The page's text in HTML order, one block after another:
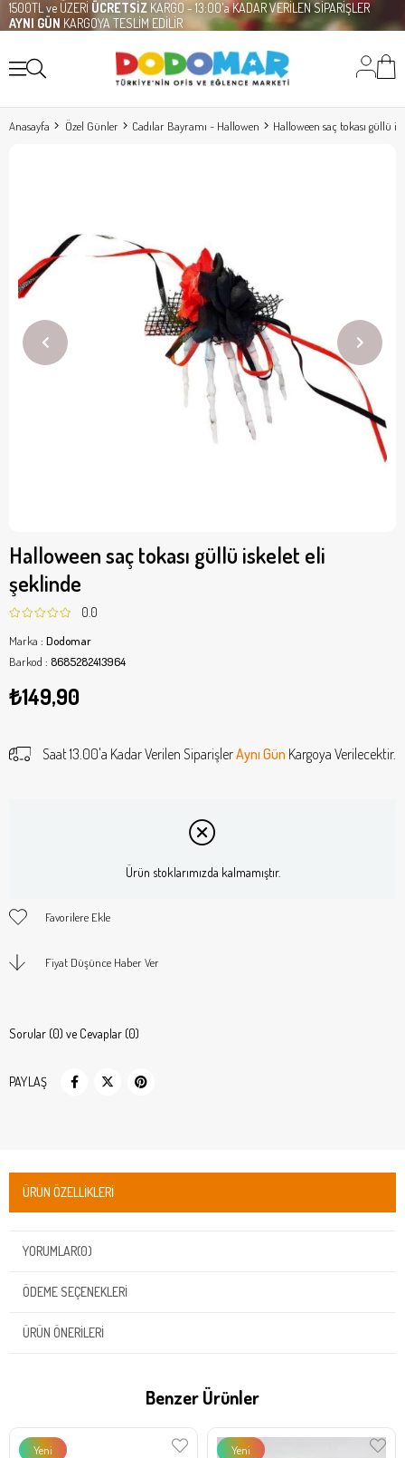
1500TL ve ÜZERİ ÜCRETSİZ KARGO - 13:00'a KADAR VERİLEN SİPARİŞLER
AYNI GÜN KARGOYA TESLİM EDİLİR
Anasayfa Özel Günler Cadılar Bayramı - Hallowen Halloween saç tokası güllü
Halloween saç tokası güllü iskelet eli
şeklinde
0.0
Marka : Dodomar
Barkod : 8685282413964
₺149,90
Saat 13.00'a Kadar Verilen SiparişlerAynı Gün Kargoya Verilecektir.
Ürün stoklarımızda kalmamıştır.
Favorilere Ekle
Fiyat Düşünce Haber Ver
Sorular (0) ve Cevaplar (0)
PAYLAŞ
ÜRÜN ÖZELLIKLERI
YORUMLAR(0)
ÖDEME SEÇENEKLERI
ÜRÜN ÖNERILERI
Benzer Ürünler
Yeni
Yeni